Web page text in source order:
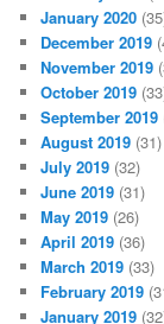
January 2020
December 2019
November 2019
October 2019
September 2019
August 2019 (31)
July 2019 (32)
June 2019 (31)
May 2019 (26)
April 2019 (36)
March 2019 (33)
February 2019
January 2019